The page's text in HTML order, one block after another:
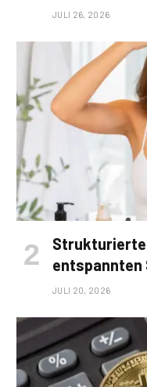
JULI 26, 2026
Strukturierte
entspannten
JULI 20, 2026